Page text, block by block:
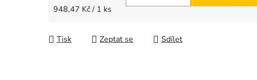
Měrná cena:
948,47 Kč / 1 ks
Tisk Zeptat se Sdílet